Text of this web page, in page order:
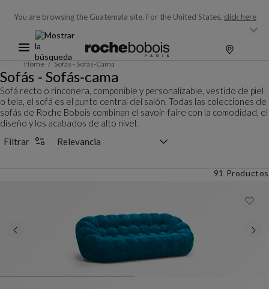
You are browsing the Guatemala site. For the United States, click here
Home Sofás - Sofás-Cama
Sofás - Sofás-cama
Sofá recto o rinconera, componible y personalizable, vestido de piel
o tela, el sofá es el punto central del salón. Todas las colecciones de
sofás de Roche Bobois combinan el savoir-faire con la comodidad, el
diseño y los acabados de alto nivel.
Filtrar
91 Productos